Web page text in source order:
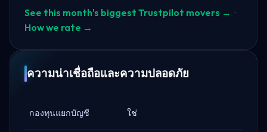
See this month's biggest Trustpilot movers → ·
How we rate →
ความน่าเชื่อถือและความปลอดภัย
กองทุนแยกบัญชี ใช่